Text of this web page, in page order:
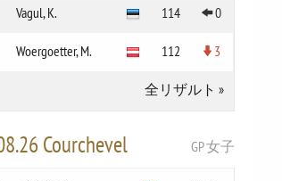
Vagul, K. 114 0
Woergoetter, M. 112 3
全リザルト »
Courchevel GP 女子